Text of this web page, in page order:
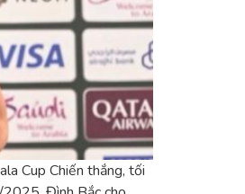
Cup Chiến thắng, tối